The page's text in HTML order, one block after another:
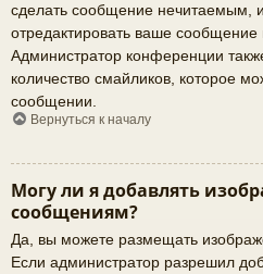
сделать сообщение нечитаемым,
отредактировать ваше
Администратор конференции
количество смайликов, которое
сообщении.
Вернуться к началу
Могу ли я добавлять
сообщениям?
Да, вы можете размещать
Если администратор разрешил